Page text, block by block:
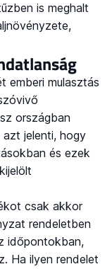
is meghalt
emberi mulasztás
országban
azt jelenti, hogy
és ezek
csak akkor
rendeletben
időpontokban,
Ha ilyen rendelet